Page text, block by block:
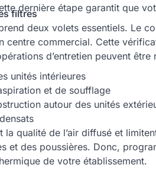
dernière étape garantit que
filtres
deux volets essentiels. Le
centre commercial. Cette
d’entretien peuvent
unités intérieures
et de soufflage
autour des unités
qualité de l’air diffusé et
et des poussières. Donc,
de votre établissement.